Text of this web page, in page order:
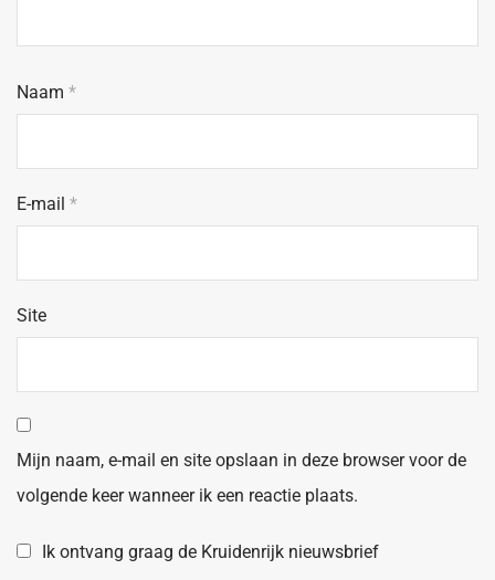
Naam *
E-mail *
Site
Mijn naam, e-mail en site opslaan in deze browser voor de
volgende keer wanneer ik een reactie plaats.
Ik ontvang graag de Kruidenrijk nieuwsbrief